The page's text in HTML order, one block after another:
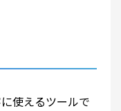
使えるツールで